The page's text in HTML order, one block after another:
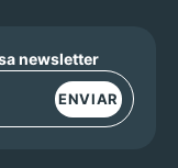
newsletter
ENVIAR